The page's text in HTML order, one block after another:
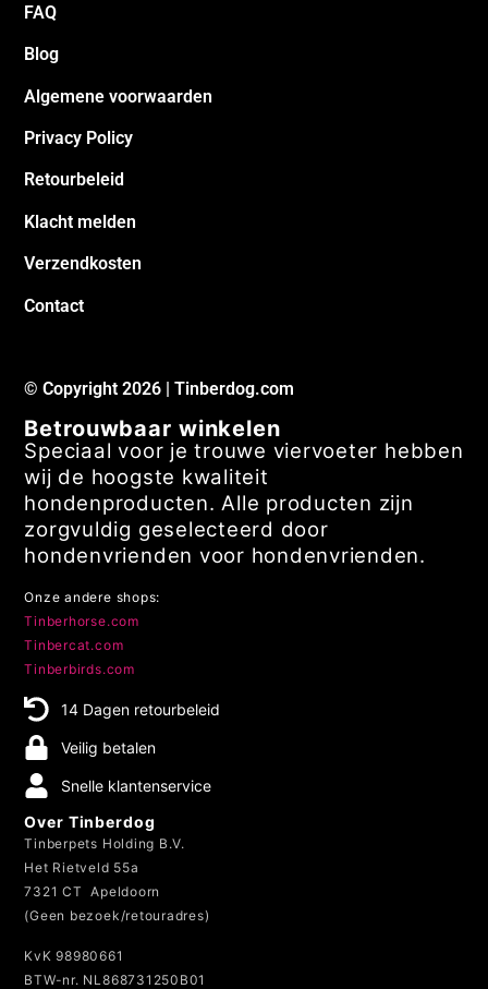
FAQ
Blog
Algemene voorwaarden
Privacy Policy
Retourbeleid
Klacht melden
Verzendkosten
Contact
© Copyright 2026 | Tinberdog.com
Betrouwbaar winkelen
Speciaal voor je trouwe viervoeter hebben
wij de hoogste kwaliteit
hondenproducten. Alle producten zijn
zorgvuldig geselecteerd door
hondenvrienden voor hondenvrienden.
Onze andere shops:
Tinberhorse.com
Tinbercat.com
Tinberbirds.com
14 Dagen retourbeleid
Veilig betalen
Snelle klantenservice
Over Tinberdog
Tinberpets Holding B.V.
Het Rietveld 55a
7321 CT Apeldoorn
(Geen bezoek/retouradres)
KvK 98980661
BTW-nr. NL868731250B01